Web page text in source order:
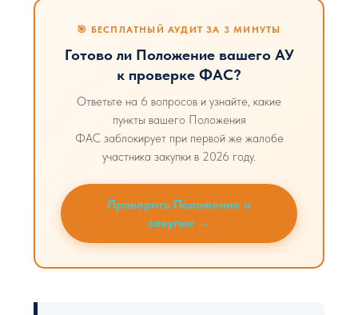
🎯 БЕСПЛАТНЫЙ АУДИТ ЗА 3 МИНУТЫ
Готово ли Положение вашего АУ
к проверке ФАС?
Ответьте на 6 вопросов и узнайте, какие
пункты вашего Положения
ФАС заблокирует при первой же жалобе
участника закупки в 2026 году.
Проверить Положение о
закупке →